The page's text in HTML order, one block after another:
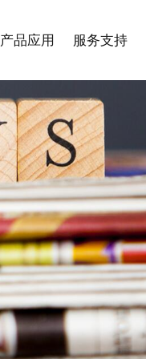
产品应用 服务支持